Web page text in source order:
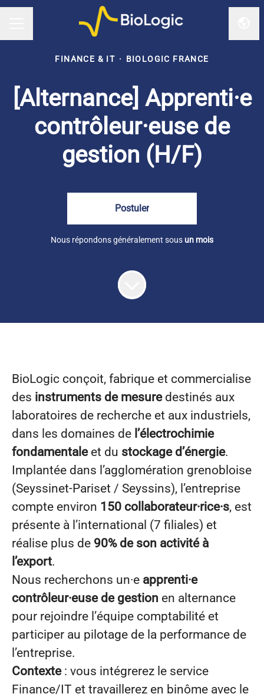
FINANCE & IT · BIOLOGIC FRANCE
[Alternance] Apprenti·e
contrôleur·euse de
gestion (H/F)
Postuler
Nous répondons généralement sous un mois
BioLogic conçoit, fabrique et commercialise
des instruments de mesuredestinés aux
laboratoires de recherche et aux industriels,
dans les domaines de l’électrochimie
fondamentaleet du stockage d’énergie.
Implantée dans l’agglomération grenobloise
(Seyssinet-Pariset / Seyssins), l’entreprise
compte environ 150 collaborateur·rice·s, est
présente à l’international (7 filiales) et
réalise plus de 90% de son activité à
l’export.
Nous recherchons un·e apprenti·e
contrôleur·euse de gestion en alternance
pour rejoindre l’équipe comptabilité et
participer au pilotage de la performance de
l’entreprise.
Contexte: vous intégrerez le service
Finance/IT et travaillerez en binôme avec le